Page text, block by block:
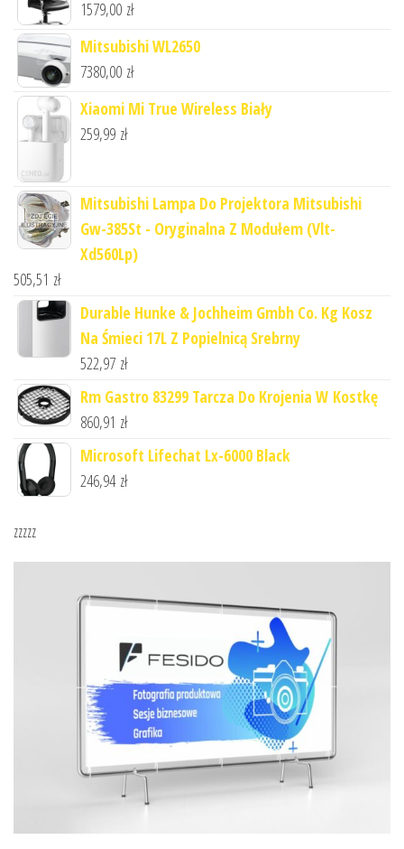
1579,00 zł
Mitsubishi WL2650
7380,00 zł
Xiaomi Mi True Wireless Biały
259,99 zł
Mitsubishi Lampa Do Projektora Mitsubishi
Gw-385St - Oryginalna Z Modułem (Vlt-
Xd560Lp)
505,51 zł
Durable Hunke & Jochheim Gmbh Co. Kg Kosz
Na Śmieci 17L Z Popielnicą Srebrny
522,97 zł
Rm Gastro 83299 Tarcza Do Krojenia W Kostkę
860,91 zł
Microsoft Lifechat Lx-6000 Black
246,94 zł
zzzzz